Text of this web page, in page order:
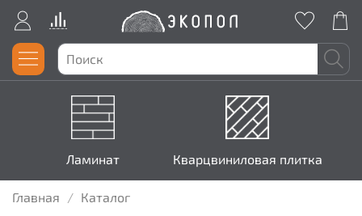
Ламинат Кварцвиниловая плитка
Главная Каталог